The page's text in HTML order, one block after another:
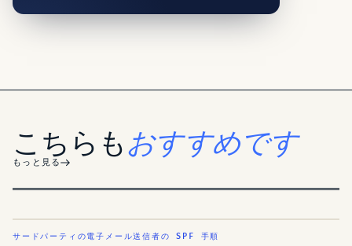
こちらもおすすめです
もっと見る
サードパーティの電子メール送信者の SPF 手順